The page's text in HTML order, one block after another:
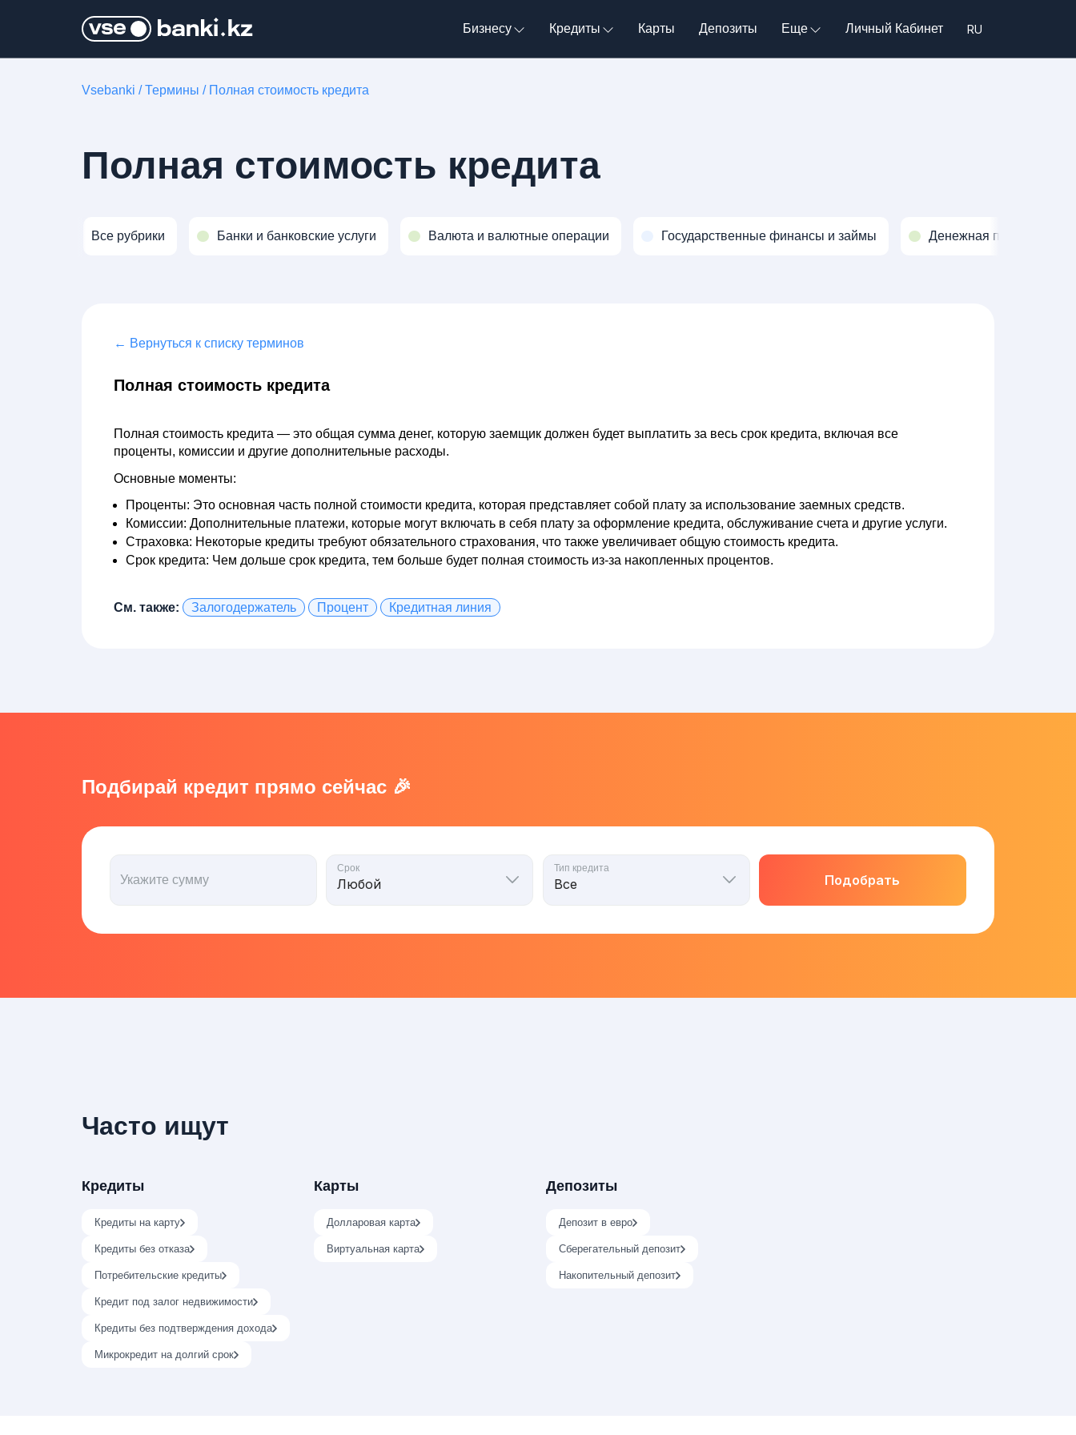
Бизнесу Кредиты Карты Депозиты Еще Личный Кабинет
Vsebanki /Термины / Полная стоимость кредита
Полная стоимость кредита
Все рубрики Банки и банковские услуги Валюта и валютные операции Государственные финансы и займы Денежная политика и
← Вернуться к списку терминов
Полная стоимость кредита
Полная стоимость кредита — это общая сумма денег, которую заемщик должен будет выплатить за весь срок кредита, включая все
проценты, комиссии и другие дополнительные расходы.
Основные моменты:
Проценты: Это основная часть полной стоимости кредита, которая представляет собой плату за использование заемных средств.
Комиссии: Дополнительные платежи, которые могут включать в себя плату за оформление кредита, обслуживание счета и другие услуги.
Страховка: Некоторые кредиты требуют обязательного страхования, что также увеличивает общую стоимость кредита.
Срок кредита: Чем дольше срок кредита, тем больше будет полная стоимость из-за накопленных процентов.
См. также: Залогодержатель Процент Кредитная линия
Подбирай кредит прямо сейчас 🎉
Укажите сумму
Срок Тип кредита
Подобрать
Часто ищут
Кредиты
Кредиты на карту
Кредиты без отказа
Потребительские кредиты
Кредит под залог недвижимости
Кредиты без подтверждения дохода
Микрокредит на долгий срок
Карты
Долларовая карта
Виртуальная карта
Депозиты
Депозит в евро
Сберегательный депозит
Накопительный депозит